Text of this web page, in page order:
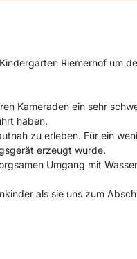
Riemerhof um
Kameraden ein sehr
haben.
zu erleben. Für ein
erzeugt wurde.
Umgang mit
als sie uns zum